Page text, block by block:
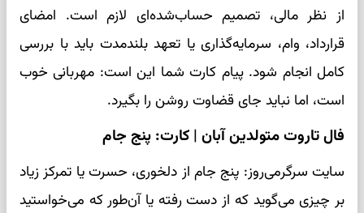
از نظر مالی، تصمیم حساب‌شده‌ای لازم است. امضای
قرارداد، وام، سرمایه‌گذاری یا تعهد بلندمدت باید با بررسی
کامل انجام شود. پیام کارت شما این است: مهربانی خوب
است، اما نباید جای قضاوت روشن را بگیرد.
فال تاروت متولدین آبان | کارت: پنج جام
سایت سرگرمی‌روز: پنج جام از دلخوری، حسرت یا تمرکز زیاد
بر چیزی می‌گوید که از دست رفته یا آن‌طور که می‌خواستید